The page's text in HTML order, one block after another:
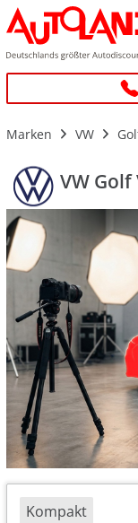
Marken VW
VW Golf
Kompakt